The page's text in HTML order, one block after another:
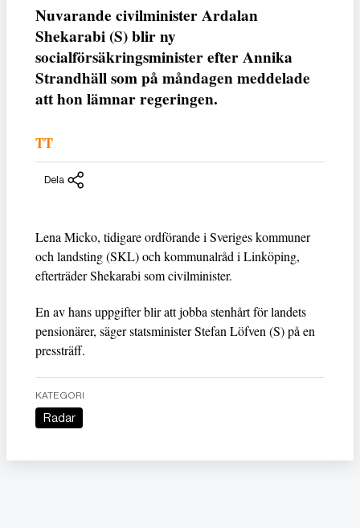
Nuvarande civilminister Ardalan
Shekarabi (S) blir ny
socialförsäkringsminister efter Annika
Strandhäll som på måndagen meddelade
att hon lämnar regeringen.
TT
Dela
Lena Micko, tidigare ordförande i Sveriges kommuner
och landsting (SKL) och kommunalråd i Linköping,
efterträder Shekarabi som civilminister.
En av hans uppgifter blir att jobba stenhårt för landets
pensionärer, säger statsminister Stefan Löfven (S) på en
pressträff.
KATEGORI
Radar